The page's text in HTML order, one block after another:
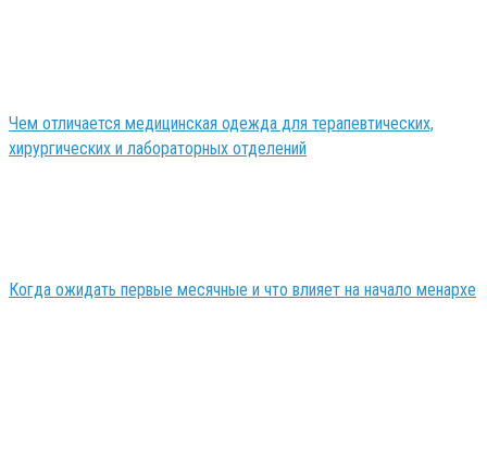
Чем отличается медицинская одежда для терапевтических,
хирургических и лабораторных отделений
Когда ожидать первые месячные и что влияет на начало менархе